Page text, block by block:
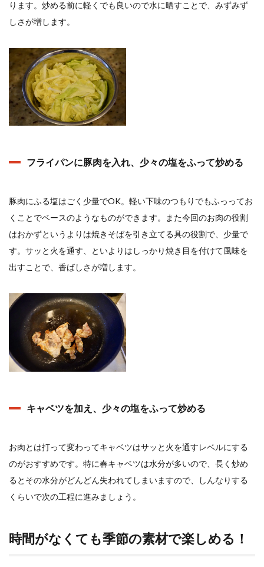
ります。炒める前に軽くでも良いので水に晒すことで、みずみず
しさが増します。
フライパンに豚肉を入れ、少々の塩をふって炒める
豚肉にふる塩はごく少量でOK。軽い下味のつもりでもふっってお
くことでベースのようなものができます。また今回のお肉の役割
はおかずというよりは焼きそばを引き立てる具の役割で、少量で
す。サッと火を通す、といよりはしっかり焼き目を付けて風味を
出すことで、香ばしさが増します。
キャベツを加え、少々の塩をふって炒める
お肉とは打って変わってキャベツはサッと火を通すレベルにする
のがおすすめです。特に春キャベツは水分が多いので、長く炒め
るとその水分がどんどん失われてしまいますので、しんなりする
くらいで次の工程に進みましょう。
時間がなくても季節の素材で楽しめる！